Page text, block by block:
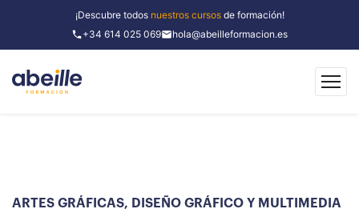
¡Descubre todos nuestros cursosde formación!
+34 614 025 069
hola@abeilleformacion.es
ARTES GRÁFICAS, DISEÑO GRÁFICO Y MULTIMEDIA